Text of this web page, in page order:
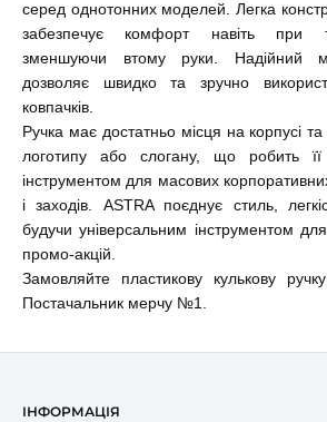
серед однотонних моделей. Легка
забезпечує комфорт навіть при
зменшуючи втому руки. Надійний
дозволяє швидко та зручно
ковпачків.
Ручка має достатньо місця на корпусі
логотипу або слогану, що робить
інструментом для масових
і заходів. ASTRA поєднує стиль,
будучи універсальним інструментом
промо-акцій.
Замовляйте пластикову кулькову
Постачальник мерчу №1.
ІНФОРМАЦІЯ